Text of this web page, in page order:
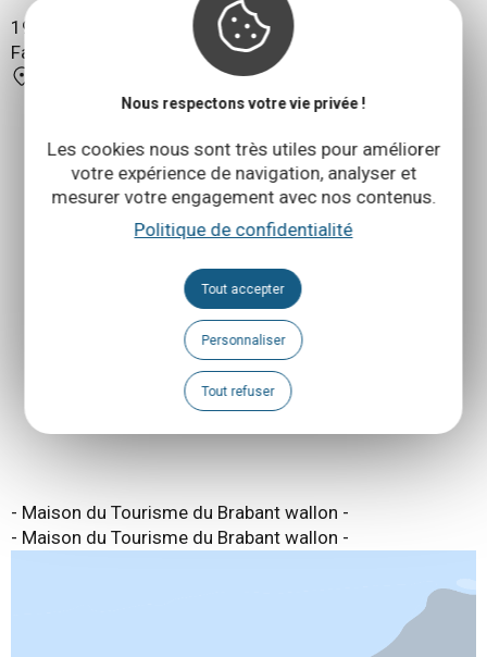
Nous respectons votre vie privée !
Les cookies nous sont très utiles pour améliorer
votre expérience de navigation, analyser et
mesurer votre engagement avec nos contenus.
Politique de confidentialité
Tout accepter
Personnaliser
Tout refuser
19.1 km
Facile
1 Place Communale 1457 Walhain
- Maison du Tourisme du Brabant wallon -
- Maison du Tourisme du Brabant wallon -